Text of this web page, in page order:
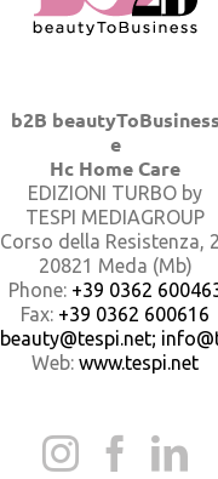
b2B beautyToBusiness
e
Hc Home Care
EDIZIONI TURBO by
TESPI MEDIAGROUP
Corso della Resistenza,
20821 Meda (Mb)
Phone: +39 0362
Fax: +39 0362 600616
beauty@tespi.net;
Web: www.tespi.net